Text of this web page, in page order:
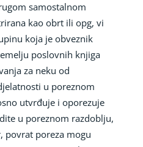
samostalnom
kao obrt ili opg, vi
koja je obveznik
poslovnih knjiga
za neku od
u poreznom
utvrđuje i oporezuje
u poreznom razdoblju,
povrat poreza mogu